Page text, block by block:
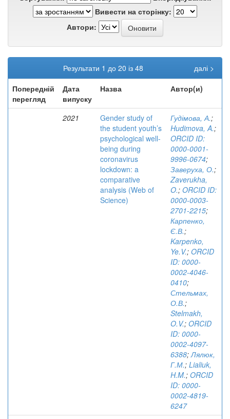
Вивести на сторінку:
Автори:
Результати 1 до 20 із 48
далі >
Попередній
перегляд
Дата
випуску
Назва Автор(и)
2021
Gender study of
the student youth’s
psychological well-
being during
coronavirus
lockdown: a
comparative
analysis (Web of
Science)
Гудімова, А.;
Hudimova, A.;
ORCID ID:
0000-0001-
9996-0674;
Заверуха, О.;
Zaverukha,
O.; ORCID ID:
0000-0003-
2701-2215;
Карпенко,
Є.В.;
Karpenko,
Ye.V.; ORCID
ID: 0000-
0002-4046-
0410;
Стельмах,
О.В.;
Stelmakh,
O.V.; ORCID
ID: 0000-
0002-4097-
6388;Лялюк,
Г.М.; Lialiuk,
H.M.; ORCID
ID: 0000-
0002-4819-
6247